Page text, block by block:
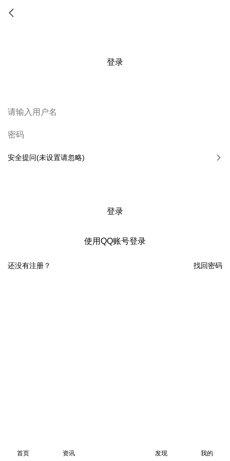
登录
安全提问(未设置请忽略)
登录
使用QQ账号登录
找回密码
还没有注册？
首页 资讯 发现 我的